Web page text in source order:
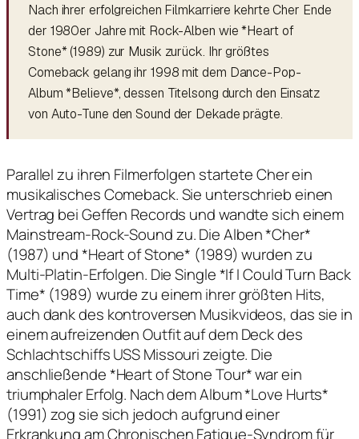
Nach ihrer erfolgreichen Filmkarriere kehrte Cher Ende
der 1980er Jahre mit Rock-Alben wie *Heart of
Stone* (1989) zur Musik zurück. Ihr größtes
Comeback gelang ihr 1998 mit dem Dance-Pop-
Album *Believe*, dessen Titelsong durch den Einsatz
von Auto-Tune den Sound der Dekade prägte.
Parallel zu ihren Filmerfolgen startete Cher ein
musikalisches Comeback. Sie unterschrieb einen
Vertrag bei Geffen Records und wandte sich einem
Mainstream-Rock-Sound zu. Die Alben *Cher*
(1987) und *Heart of Stone* (1989) wurden zu
Multi-Platin-Erfolgen. Die Single *If I Could Turn Back
Time* (1989) wurde zu einem ihrer größten Hits,
auch dank des kontroversen Musikvideos, das sie in
einem aufreizenden Outfit auf dem Deck des
Schlachtschiffs USS Missouri zeigte. Die
anschließende *Heart of Stone Tour* war ein
triumphaler Erfolg. Nach dem Album *Love Hurts*
(1991) zog sie sich jedoch aufgrund einer
Erkrankung am Chronischen Fatigue-Syndrom für